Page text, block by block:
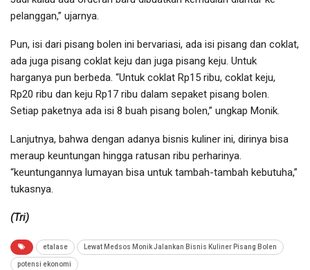
pelanggan,” ujarnya.
Pun, isi dari pisang bolen ini bervariasi, ada isi pisang dan coklat,
ada juga pisang coklat keju dan juga pisang keju. Untuk
harganya pun berbeda. “Untuk coklat Rp15 ribu, coklat keju,
Rp20 ribu dan keju Rp17 ribu dalam sepaket pisang bolen.
Setiap paketnya ada isi 8 buah pisang bolen,” ungkap Monik.
Lanjutnya, bahwa dengan adanya bisnis kuliner ini, dirinya bisa
meraup keuntungan hingga ratusan ribu perharinya.
“keuntungannya lumayan bisa untuk tambah-tambah kebutuha,”
tukasnya.
(Tri)
etalase Lewat Medsos Monik Jalankan Bisnis Kuliner Pisang Bolen
potensi ekonomi